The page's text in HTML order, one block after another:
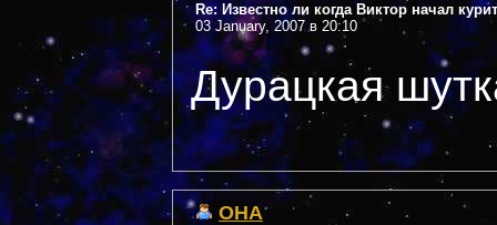
Re: Известно ли когда Виктор начал
03 January, 2007 в 20:10
Дурацкая
OHA